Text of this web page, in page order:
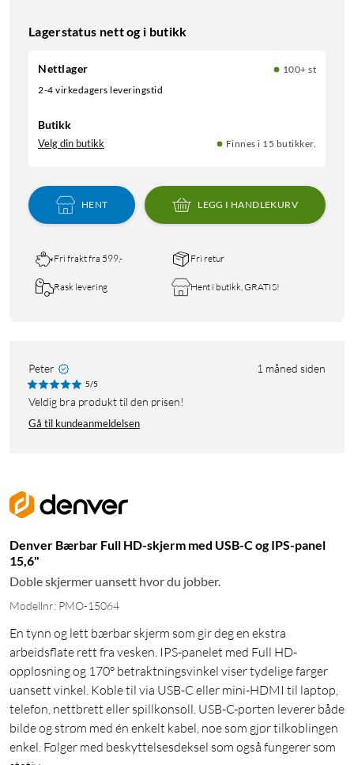
Lagerstatus nett og i butikk
Nettlager
100+ st
2-4 virkedagers leveringstid
Butikk
Velg din butikk Finnes i 15 butikker.
HENT LEGG I HANDLEKURV
Fri frakt fra 599,- Fri retur
Rask levering Hent i butikk, GRATIS!
Peter 1 måned siden
5/5
Veldig bra produkt til den prisen!
Gå til kundeanmeldelsen
Denver Bærbar Full HD-skjerm med USB-C og IPS-panel
15,6"
Doble skjermer uansett hvor du jobber.
Modellnr: PMO-15064
En tynn og lett bærbar skjerm som gir deg en ekstra
arbeidsflate rett fra vesken. IPS-panelet med Full HD-
oppløsning og 170° betraktningsvinkel viser tydelige farger
uansett vinkel. Koble til via USB-C eller mini-HDMI til laptop,
telefon, nettbrett eller spillkonsoll. USB-C-porten leverer både
bilde og strøm med én enkelt kabel, noe som gjør tilkoblingen
enkel. Følger med beskyttelsesdeksel som også fungerer som